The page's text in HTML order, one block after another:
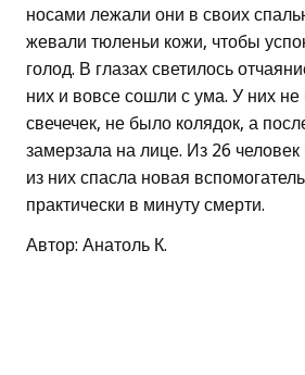
носами лежали они в своих
жевали тюленьи кожи, чтобы
голод. В глазах светилось
них и вовсе сошли с ума. У них
свечечек, не было колядок, а
замерзала на лице. Из 26
из них спасла новая
практически в минуту смерти.
Автор: Анатоль К.